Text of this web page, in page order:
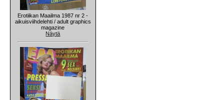
Erotiikan Maailma 1987 nr 2 -
aikuisviihdelehti / adult graphics
magazine
Näytä